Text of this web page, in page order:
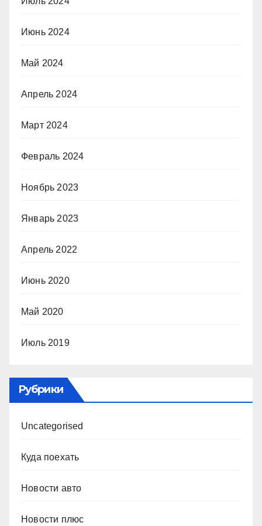
Июнь 2024
Май 2024
Апрель 2024
Март 2024
Февраль 2024
Ноябрь 2023
Январь 2023
Апрель 2022
Июнь 2020
Май 2020
Июль 2019
Рубрики
Uncategorised
Куда поехать
Новости авто
Новости плюс